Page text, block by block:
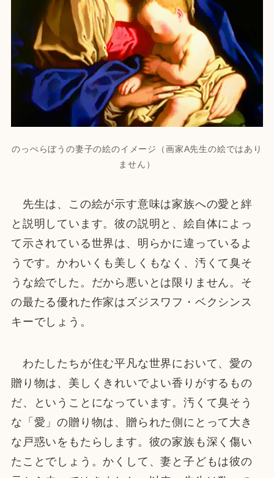
のっぺらぼうの妻子の絵のイメージ（画家A先生の絵ではあり
ません）
先生は、この絵が示す意味は家族への愛と絆
と説明しています。彼の説明と、絵自体によっ
て示されている世界は、明らかに違っているよ
うです。かわいくも美しくもなく、汚くて臭そ
うな絵でした。だから悪いとは限りません。そ
の最たる優れた作家はズジスワフ・ベクシンス
キーでしょう。
わたしたちが住む平凡な世界において、愛の
贈り物は、美しくきれいでよい香りがするもの
だ、ということになっています。汚くて臭そう
な「愛」の贈り物は、贈られた側にとって大き
な戸惑いをもたらします。彼の家族も深く傷い
たことでしょう。かくして、妻と子どもは彼の